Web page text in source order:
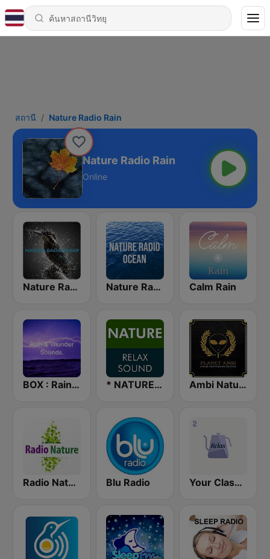
สถานี Nature Radio Rain
Nature Radio Rain
Online
Nature Radio Sleep Nature Radio Ocean Calm Rain
BOX : Rain & Thunder Sounds * NATURE RELAX SOUND Ambi Nature Radio
Radio Nature Blu Radio Your Classical Relax